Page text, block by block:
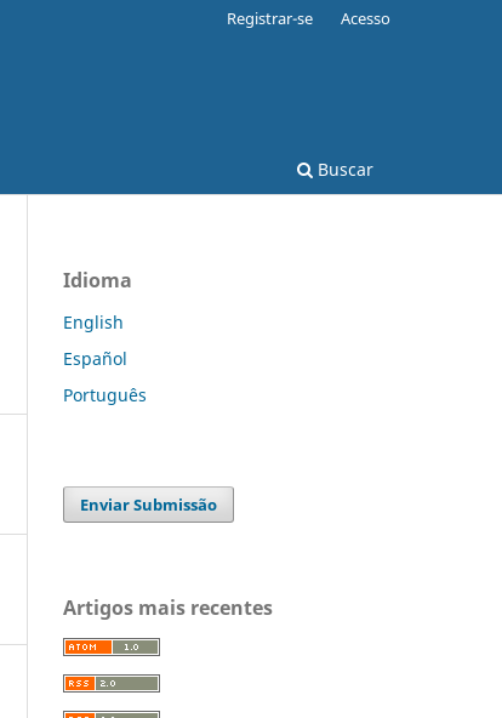
Buscar
Registrar-se Acesso
Idioma
English
Español
Português
Enviar Submissão
Artigos mais recentes